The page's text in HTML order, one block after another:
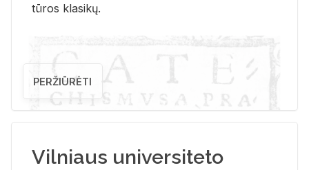
tū­ros kla­si­kų.
PERŽIŪRĖTI
Vilniaus universiteto